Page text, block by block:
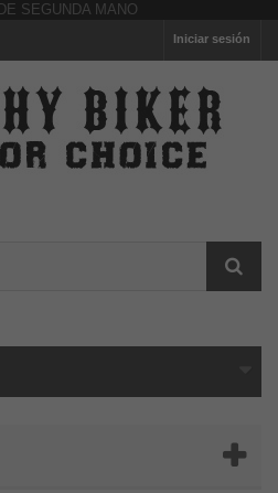
Iniciar sesión